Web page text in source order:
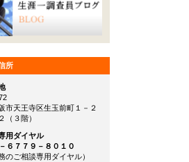
所
市天王寺区生玉前町１－２
（３階）
用ダイヤル
６７７９－８０１０
のご相談専用ダイヤル）